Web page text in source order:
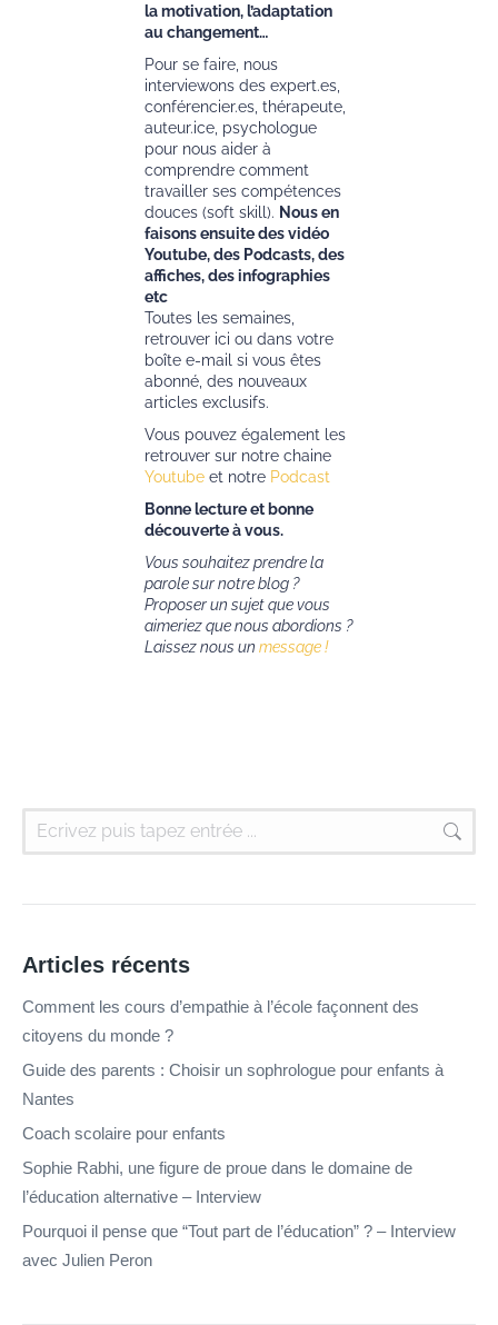
la motivation, l’adaptation
au changement…
Pour se faire, nous
interviewons des expert.es,
conférencier.es, thérapeute,
auteur.ice, psychologue
pour nous aider à
comprendre comment
travailler ses compétences
douces (soft skill). Nous en
faisons ensuite des vidéo
Youtube, des Podcasts, des
affiches, des infographies
etc
Toutes les semaines,
retrouver ici ou dans votre
boîte e-mail si vous êtes
abonné, des nouveaux
articles exclusifs.
Vous pouvez également les
retrouver sur notre chaine
Youtube et notre Podcast
Bonne lecture et bonne
découverte à vous.
Vous souhaitez prendre la
parole sur notre blog ?
Proposer un sujet que vous
aimeriez que nous abordions ?
Laissez nous un message !
Articles récents
Comment les cours d’empathie à l’école façonnent des
citoyens du monde ?
Guide des parents : Choisir un sophrologue pour enfants à
Nantes
Coach scolaire pour enfants
Sophie Rabhi, une figure de proue dans le domaine de
l’éducation alternative – Interview
Pourquoi il pense que “Tout part de l’éducation” ? – Interview
avec Julien Peron